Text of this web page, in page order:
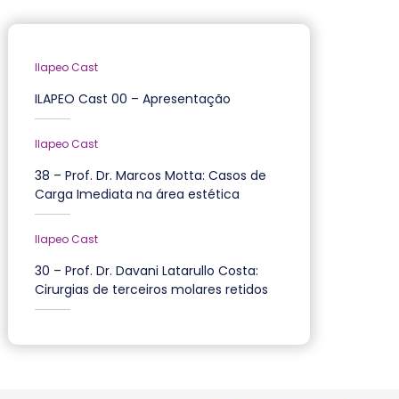
Ilapeo Cast
ILAPEO Cast 00 – Apresentação
Ilapeo Cast
38 – Prof. Dr. Marcos Motta: Casos de
Carga Imediata na área estética
Ilapeo Cast
30 – Prof. Dr. Davani Latarullo Costa:
Cirurgias de terceiros molares retidos